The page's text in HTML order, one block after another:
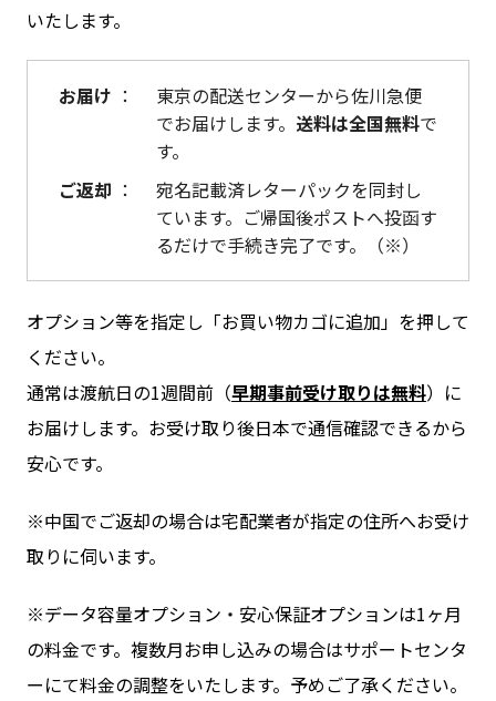
いたします。
お届け ： 東京の配送センターから佐川急便
でお届けします。 送料は全国無料で
す。
ご返却 ： 宛名記載済レターパックを同封し
ています。ご帰国後ポストへ投函す
るだけで手続き完了です。（※）
オプション等を指定し「お買い物カゴに追加」を押して
ください。
通常は渡航日の1週間前（早期事前受け取りは無料）に
お届けします。お受け取り後日本で通信確認できるから
安心です。
※中国でご返却の場合は宅配業者が指定の住所へお受け
取りに伺います。
※データ容量オプション・安心保証オプションは1ヶ月
の料金です。複数月お申し込みの場合はサポートセンタ
ーにて料金の調整をいたします。予めご了承ください。